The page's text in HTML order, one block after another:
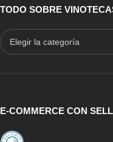
TODO SOBRE
E-COMMERCE CON